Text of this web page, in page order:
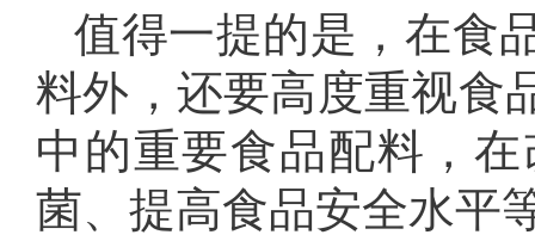
值得一提的是，在食
料外，还要高度重视食
中的重要食品配料，
菌、提高食品安全水平